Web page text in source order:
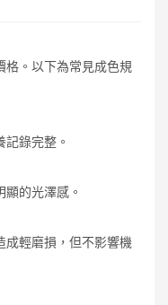
格。以下為常見成色規
錄完整。
的光澤感。
成輕磨損，但不影響機